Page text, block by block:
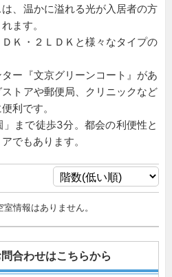
、温かに溢れる光が入居者の方
ます。
Ｋ・２ＬＤＫと様々なタイプの
ー『文京グリーンコート』があ
トアや郵便局、クリニックなど
利です。
まで徒歩3分。都会の利便性と
でもあります。
情報はありません。
合わせはこちらから